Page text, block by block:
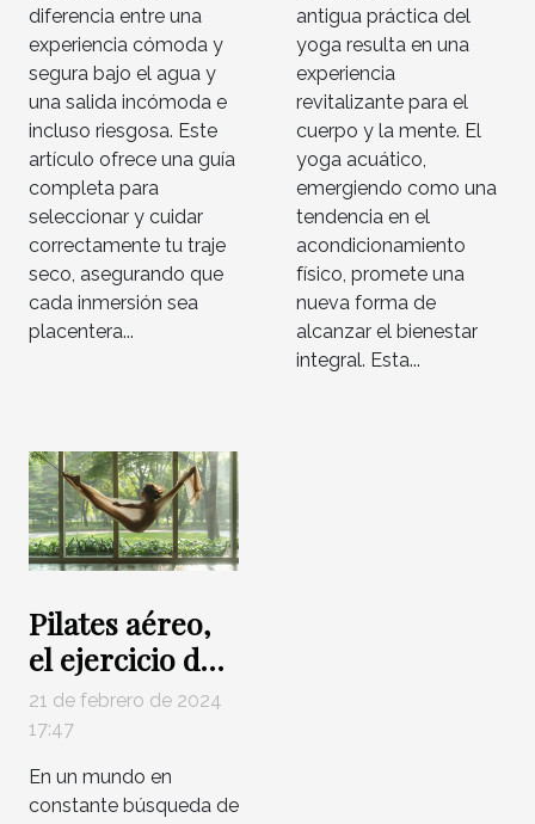
diferencia entre una
experiencia cómoda y
segura bajo el agua y
una salida incómoda e
incluso riesgosa. Este
artículo ofrece una guía
completa para
seleccionar y cuidar
correctamente tu traje
seco, asegurando que
cada inmersión sea
placentera...
antigua práctica del
yoga resulta en una
experiencia
revitalizante para el
cuerpo y la mente. El
yoga acuático,
emergiendo como una
tendencia en el
acondicionamiento
físico, promete una
nueva forma de
alcanzar el bienestar
integral. Esta...
Pilates aéreo,
el ejercicio del
futuro para la
salud
21 de febrero de 2024
17:47
En un mundo en
constante búsqueda de